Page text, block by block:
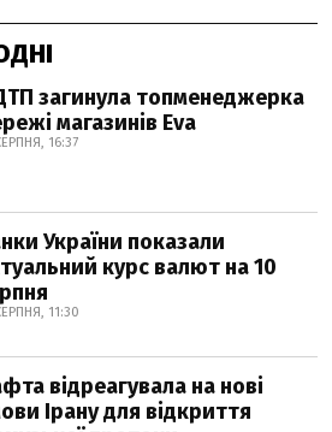
загинула топменеджерка
магазинів Eva
16:37
України показали
курс валют на 10
11:30
відреагувала на нові
Ірану для відкриття